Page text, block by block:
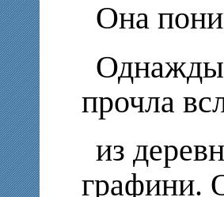
Она
Однажды
прочла
из
графини.